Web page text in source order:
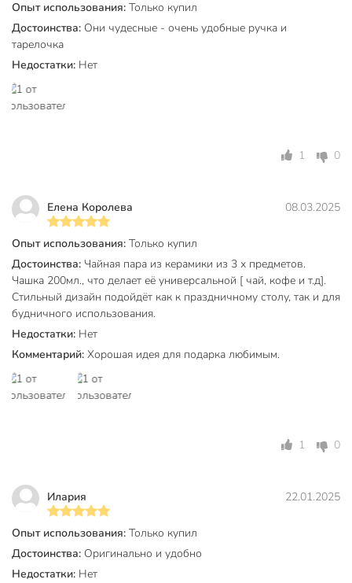
Тип
Коллекция
Daniks Лав стори
Цвет
Стиль
Особенности
использовать в
СВЧ
для чая
Дизайн
надписи
Форма блюдца
Лав стори золотой
Вес в упаковке
Габариты упаковки
Опыт использования: Только купил
Достоинства: Они чудесные - очень удобные ручка и
тарелочка
Недостатки: Нет
1 0
Елена Королева 08.03.2025
Опыт использования: Только купил
Достоинства: Чайная пара из керамики из 3 х предметов.
Чашка 200мл., что делает её универсальной [ чай, кофе и т.д].
Стильный дизайн подойдёт как к праздничному столу, так и для
будничного использования.
Недостатки: Нет
Комментарий: Хорошая идея для подарка любимым.
1 0
Илария 22.01.2025
Опыт использования: Только купил
Достоинства: Оригинально и удобно
Недостатки: Нет